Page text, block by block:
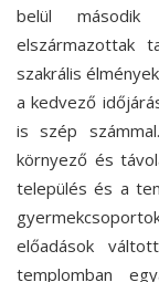
belül második
elszármazottak
szakrális
a kedvező
is szép
környező és
település és a
előadások
templomban